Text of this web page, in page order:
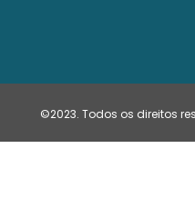
©2023. Todos os direitos